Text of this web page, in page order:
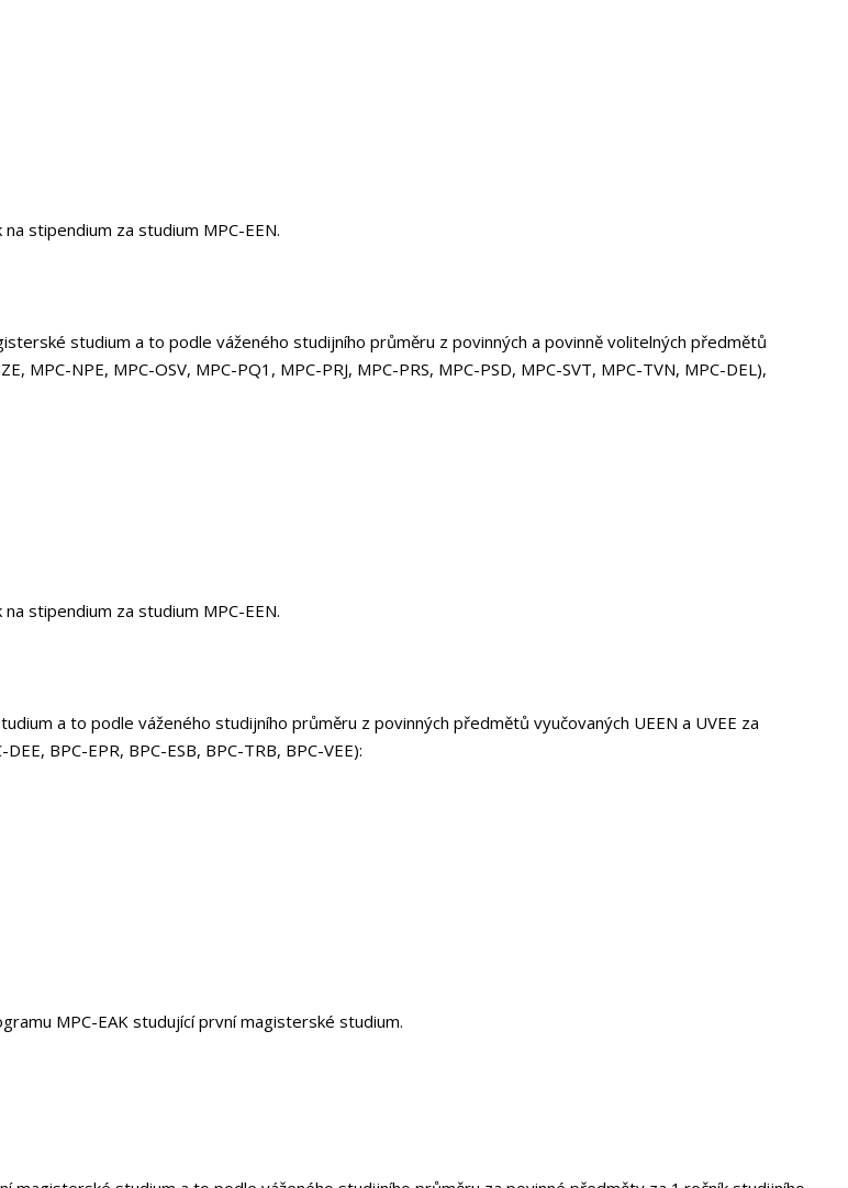
stipendium za studium MPC-EEN.
studium a to podle váženého studijního průměru z povinných a povinně volitelných předmětů
MPC-NPE, MPC-OSV, MPC-PQ1, MPC-PRJ, MPC-PRS, MPC-PSD, MPC-SVT, MPC-TVN, MPC-DEL),
stipendium za studium MPC-EEN.
a to podle váženého studijního průměru z povinných předmětů vyučovaných UEEN a UVEE za
BPC-EPR, BPC-ESB, BPC-TRB, BPC-VEE):
MPC-EAK studující první magisterské studium.